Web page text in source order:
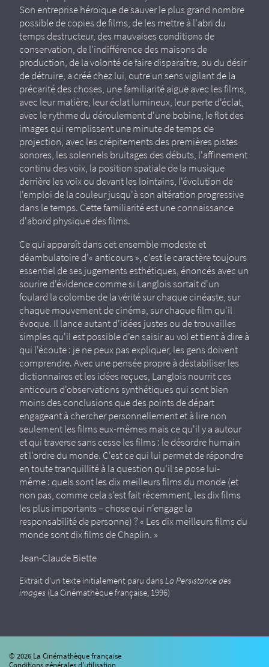
Son entreprise héroïque de sauver le plus grand nombre
possible de copies de films, de les mettre à l'abri du
temps destructeur, des mauvaises conditions de
conservation, de l'indifférence des maisons de
production, de la volonté de faire disparaître, ou du désir
de détruire, a créé chez lui, outre un sens vigilant de la
précarité des choses, une familiarité aiguë avec les films,
avec leur matière, leur éclat lumineux, leur perte d'éclat,
avec le rythme du déroulement d'une bobine, le flot des
images qui remplissent une minute de temps de
projection, avec les crépitements des premières pistes
sonores, les solennels bruitages des débuts, l'affinement
continu des voix, la position spatiale de la musique
derrière les voix ou devant les lointains, l'évolution de
l'emploi de la couleur jusqu'à son altération progressive
dans le temps. Cette familiarité est une connaissance
d'abord physique des films.
Ce qui apparaît dans cet ensemble modeste et
déambulatoire d'« anticours », c'est le caractère toujours
essentiel de ses jugements esthétiques, énoncés avec un
sourire d'évidence comme si Langlois sortait d'un
foulard la colombe de la vérité sur chaque cinéaste, sur
chaque mouvement de cinéma, sur chaque film qu'il
évoque. Il lance autant d'idées justes ou de trouvailles
simples qu'il est possible d'en saisir au vol et tient à dire à
qui l'écoute : je ne peux pas expliquer, les gens doivent
comprendre. Avec une pensée propre à déstabiliser les
dictionnaires et les idées reçues, Langlois nourrit ces
anticours d'observations synthétiques qui sont bien
moins des conclusions que des points de départ
engageant à chercher personnellement et à lire non
seulement les films eux-mêmes mais ce qu'il y a autour
et qui traverse sans cesse les films : le désordre humain
et l'ordre du monde. C'est ce qui lui permet de répondre
en toute tranquillité à la question qu'il se pose lui-
même : quels sont les dix meilleurs films du monde (et
non pas, comme cela s'est fait récemment, les dix films
les plus importants – chose qui n'engage la
responsabilité de personne) ? « Les dix meilleurs films du
monde sont dix films de Chaplin. »
Jean-Claude Biette
Extrait d'un texte initialement paru dansLa Persistance des
images (La Cinémathèque française, 1996)
© 2026 La Cinémathèque française
Conditions générales d'utilisation